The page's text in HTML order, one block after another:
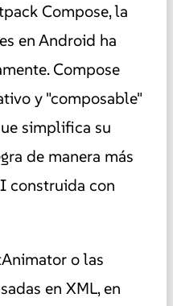
Compose, la
en Android ha
Compose
y "composable"
simplifica su
de manera más
construida con
o las
en XML, en